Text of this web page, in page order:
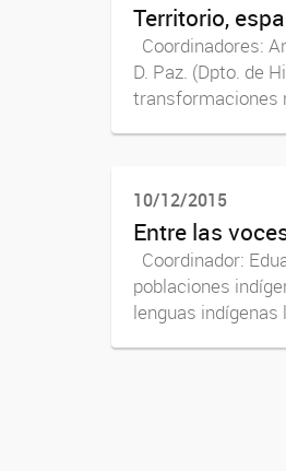
Territorio,
Coordinadores:
D. Paz. (Dpto. de
transformaciones
10/12/2015
Entre las
Coordinador:
poblaciones
lenguas indígenas